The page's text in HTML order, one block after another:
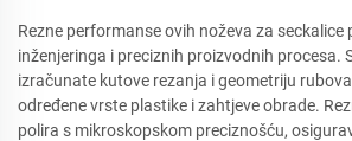
Rezne performanse ovih noževa za seckalice
inženjeringa i preciznih proizvodnih procesa.
izračunate kutove rezanja i geometriju
određene vrste plastike i zahtjeve obrade.
polira s mikroskopskom preciznošću,